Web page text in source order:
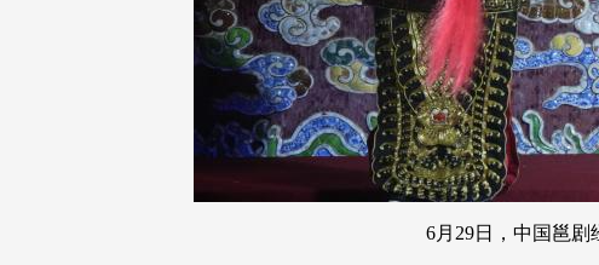
6月29日，中国邕剧经